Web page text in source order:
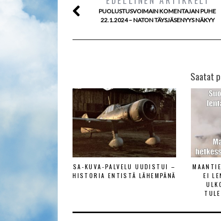
PUOLUSTUSVOIMAIN KOMENTAJAN PUHE
22.1.2024 – NATON TÄYSJÄSENYYS NÄKYY
Saatat
SA-KUVA-PALVELU UUDISTUI –
HISTORIA ENTISTÄ LÄHEMPÄNÄ
EI